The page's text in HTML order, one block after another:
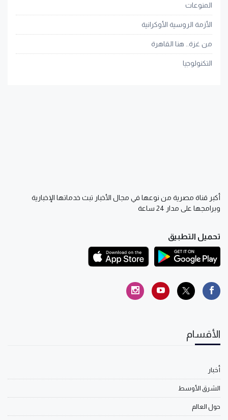
المنوعات
الأزمة الروسية الأوكرانية
من غزة.. هنا القاهرة
التكنولوجيا
أكبر قناة مصرية من نوعها في مجال الأخبار تبث خدماتها الإخبارية
وبرامجها على مدار 24 ساعة
تحميل التطبيق
الأقسام
أخبار
الشرق الأوسط
حول العالم